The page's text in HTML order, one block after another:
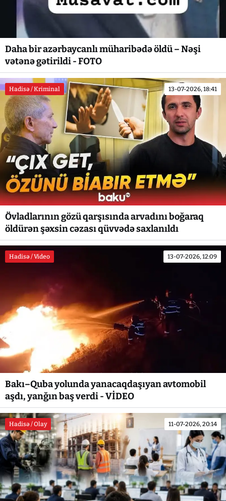
Daha bir azərbaycanlı müharibədə öldü – Nəşi
vətənə gətirildi - FOTO
Hadisə / Kriminal 13-07-2026, 18:41
Övladlarının gözü qarşısında arvadını boğaraq
öldürən şəxsin cəzası qüvvədə saxlanıldı
Hadisə / Video 13-07-2026, 12:09
Bakı–Quba yolunda yanacaqdaşıyan avtomobil
aşdı, yanğın baş verdi - VİDEO
Hadisə / Olay 11-07-2026, 20:14